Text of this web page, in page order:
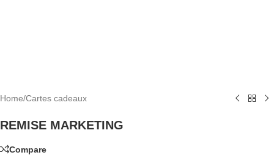
Home/Cartes cadeaux
REMISE MARKETING
Compare